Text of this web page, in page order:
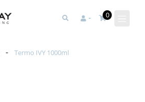
0
- Termo IVY 1000ml